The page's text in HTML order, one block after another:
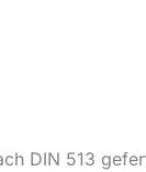
DIN 513